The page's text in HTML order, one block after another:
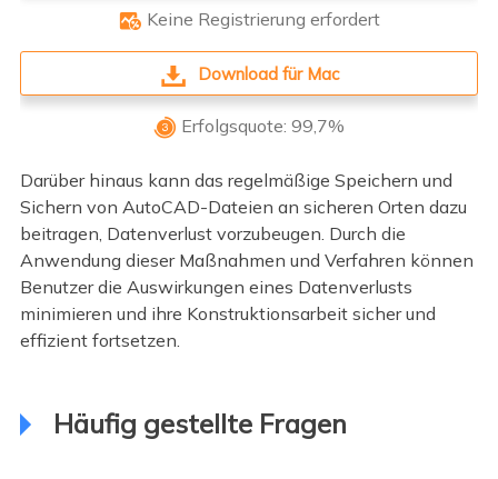
 Keine Registrierung erfordert
Download für Mac
 Erfolgsquote: 99,7%
Darüber hinaus kann das regelmäßige Speichern und
Sichern von AutoCAD-Dateien an sicheren Orten dazu
beitragen, Datenverlust vorzubeugen. Durch die
Anwendung dieser Maßnahmen und Verfahren können
Benutzer die Auswirkungen eines Datenverlusts
minimieren und ihre Konstruktionsarbeit sicher und
effizient fortsetzen.
Häufig gestellte Fragen